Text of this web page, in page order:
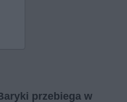
przebiega w